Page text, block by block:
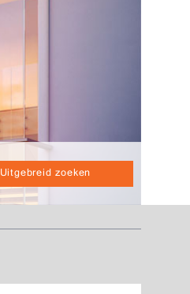
Uitgebreid zoeken